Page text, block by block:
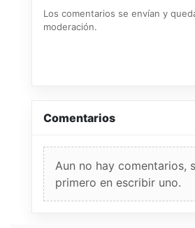
Los comentarios se envían y
moderación.
Comentarios
Aun no hay comentarios,
primero en escribir uno.